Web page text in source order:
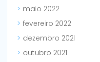
maio 2022
fevereiro 2022
dezembro 2021
outubro 2021